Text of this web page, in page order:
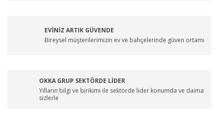
EVİNİZ ARTIK GÜVENDE
Bireysel müşterilerimizin ev ve bahçelerinde güven ortamı
OKKA GRUP SEKTÖRDE LİDER
Yılların bilgi ve birikimi ile sektörde lider konumda ve daima
sizlerle